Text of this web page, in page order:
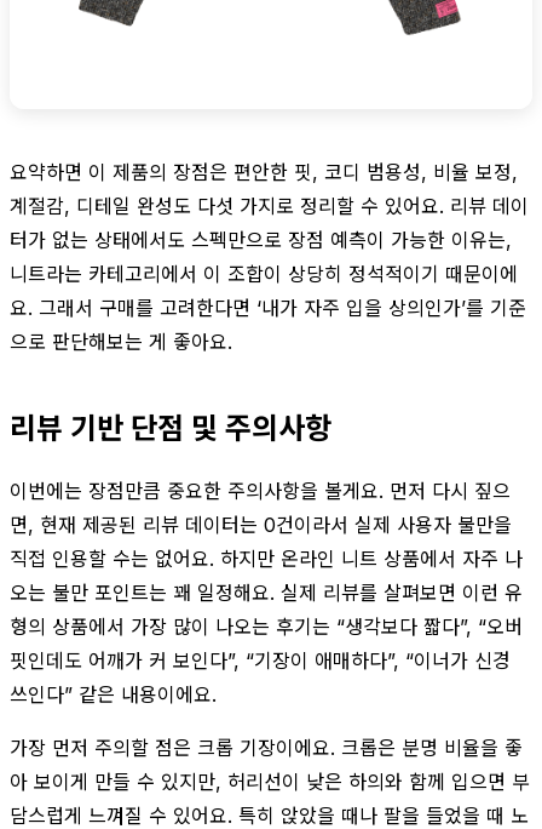
요약하면 이 제품의 장점은 편안한 핏, 코디 범용성, 비율 보정,
계절감, 디테일 완성도 다섯 가지로 정리할 수 있어요. 리뷰 데이
터가 없는 상태에서도 스펙만으로 장점 예측이 가능한 이유는,
니트라는 카테고리에서 이 조합이 상당히 정석적이기 때문이에
요. 그래서 구매를 고려한다면 ‘내가 자주 입을 상의인가’를 기준
으로 판단해보는 게 좋아요.
리뷰 기반 단점 및 주의사항
이번에는 장점만큼 중요한 주의사항을 볼게요. 먼저 다시 짚으
면, 현재 제공된 리뷰 데이터는 0건이라서 실제 사용자 불만을
직접 인용할 수는 없어요. 하지만 온라인 니트 상품에서 자주 나
오는 불만 포인트는 꽤 일정해요. 실제 리뷰를 살펴보면 이런 유
형의 상품에서 가장 많이 나오는 후기는 “생각보다 짧다”, “오버
핏인데도 어깨가 커 보인다”, “기장이 애매하다”, “이너가 신경
쓰인다” 같은 내용이에요.
가장 먼저 주의할 점은 크롭 기장이에요. 크롭은 분명 비율을 좋
아 보이게 만들 수 있지만, 허리선이 낮은 하의와 함께 입으면 부
담스럽게 느껴질 수 있어요. 특히 앉았을 때나 팔을 들었을 때 노